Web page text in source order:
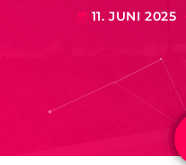
today 11. JUNI 2025